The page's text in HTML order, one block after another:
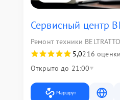
Сервисный центр
Ремонт техники BELTRATTO
5,0216 оценки
Открыто до 21:00
Маршрут